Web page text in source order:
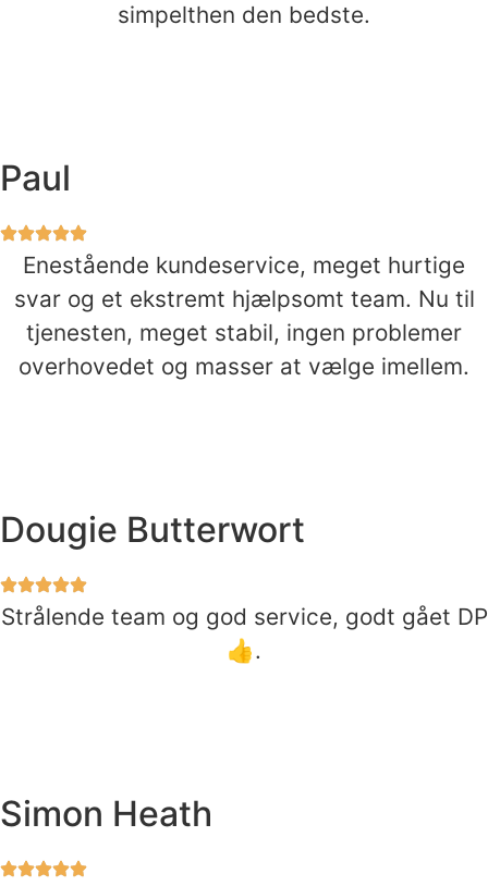
simpelthen den bedste.
Paul
Enestående kundeservice, meget hurtige
svar og et ekstremt hjælpsomt team. Nu til
tjenesten, meget stabil, ingen problemer
overhovedet og masser at vælge imellem.
Dougie Butterwort
Strålende team og god service, godt gået DP
👍.
Simon Heath